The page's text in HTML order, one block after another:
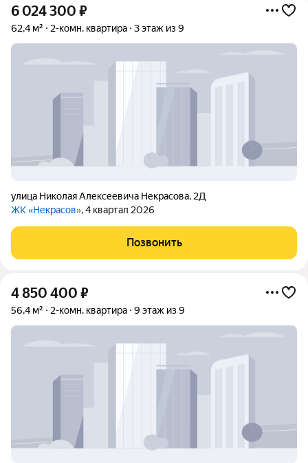
6 024 300 ₽
62,4 м² 2-комн. квартира 3 этаж из 9
улица Николая Алексеевича Некрасова, 2Д
ЖК «Некрасов», 4 квартал 2026
Позвонить
4 850 400 ₽
56,4 м² 2-комн. квартира 9 этаж из 9